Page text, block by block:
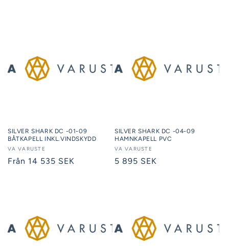
SILVER SHARK DC -01-09
BÅTKAPELL INKL.VINDSKYDD
Säljare:
VA VARUSTE
Ordinarie
Från 14 535 SEK
SILVER SHARK DC -04-09
HAMNKAPELL PVC
Säljare:
VA VARUSTE
Ordinarie
5 895 SEK